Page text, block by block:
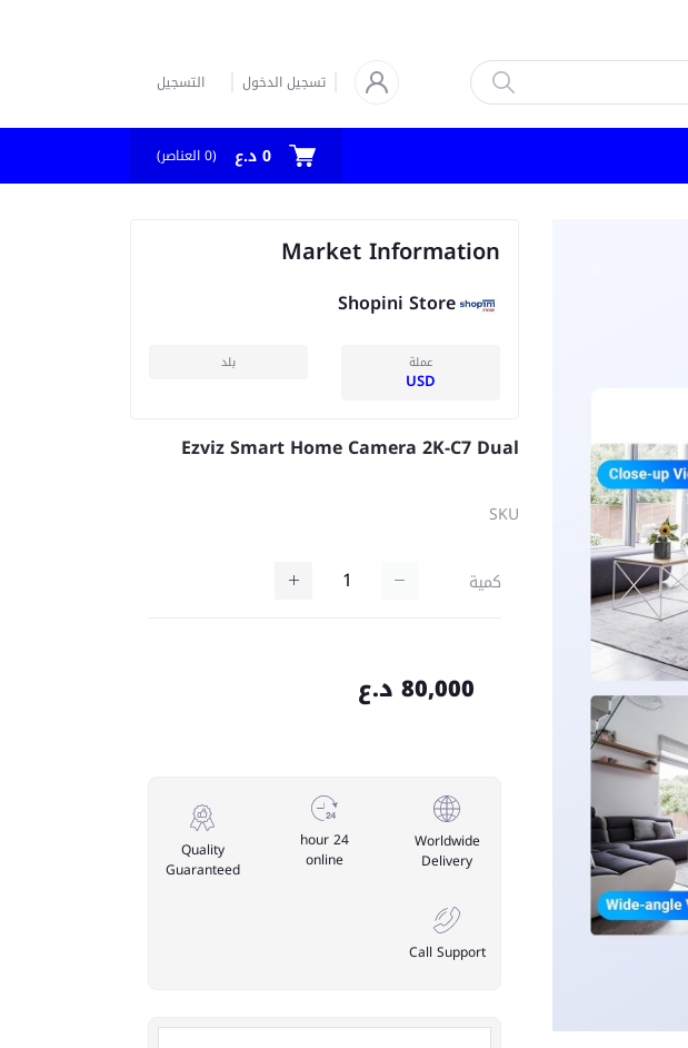
تسجيل الدخول التسجيل
0 د.ع (
0العناصر)
Market Information
Shopini Store
عملة
USD
بلد
Ezviz Smart Home Camera 2K-C7 Dual
SKU
كمية
80,000 د.ع
Worldwide
Delivery
24 hour
online
Quality
Guaranteed
Call Support